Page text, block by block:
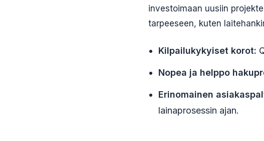
investoimaan uusiin
tarpeeseen, kuten
Kilpailukykyiset korot:
Nopea ja helppo
Erinomainen
lainaprosessin ajan.